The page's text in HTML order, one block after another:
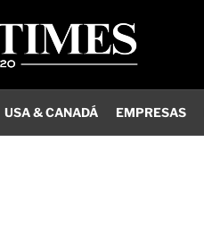
USA & CANADÁ EMPRESAS